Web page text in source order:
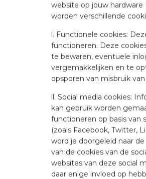
website op jouw
worden verschillende
l. Functionele cookies:
functioneren. Deze
te bewaren, eventuele
vergemakkelijken en te
opsporen van misbruik
ll. Social media cookies:
kan gebruik worden
functioneren op basis van
(zoals Facebook, Twitter,
word je doorgeleid naar
van de cookies van de
websites van deze social
daar enige invloed op